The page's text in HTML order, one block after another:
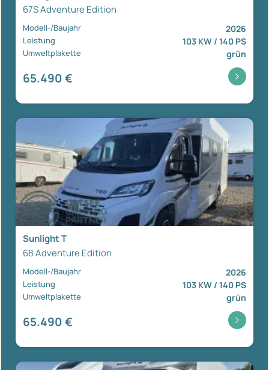
67S Adventure Edition
Modell-/Baujahr 2026
Leistung 103 KW / 140 PS
Umweltplakette grün
65.490 €
Sunlight T
68 Adventure Edition
Modell-/Baujahr 2026
Leistung 103 KW / 140 PS
Umweltplakette grün
65.490 €